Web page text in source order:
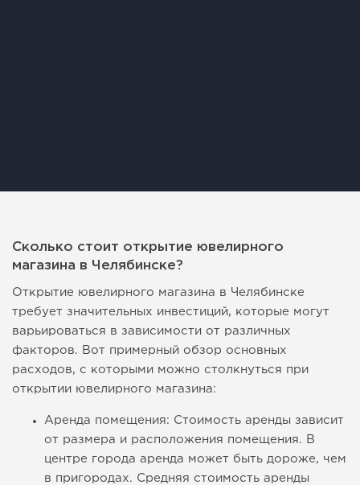
Сколько стоит открытие ювелирного
магазина в Челябинске?
Открытие ювелирного магазина в Челябинске
требует значительных инвестиций, которые могут
варьироваться в зависимости от различных
факторов. Вот примерный обзор основных
расходов, с которыми можно столкнуться при
открытии ювелирного магазина:
Аренда помещения: Стоимость аренды зависит
от размера и расположения помещения. В
центре города аренда может быть дороже, чем
в пригородах. Средняя стоимость аренды